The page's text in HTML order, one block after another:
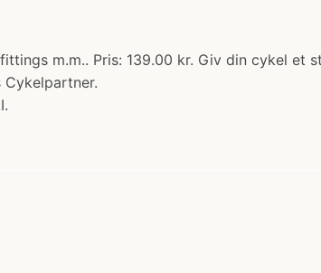
m.m.. Pris: 139.00 kr. Giv din cykel